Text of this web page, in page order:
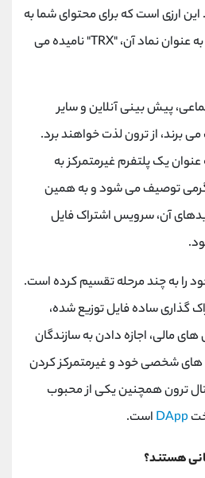
ارزی است که برای محتوای شما به
شما پول می پردازد و اغلب به عنوان نماد آن، "TRX" نامیده می
پیش بینی آنلاین و سایر
برند، از ترون لذت خواهند برد.
یک پلتفرم غیرمتمرکز به
توصیف می شود و به همین
آن، سرویس اشتراک فایل
را به چند مرحله تقسیم کرده است.
گذاری ساده فایل توزیع‌ شده،
مالی، اجازه دادن به سازندگان
های شخصی خود و غیرمتمرکز کردن
ترون همچنین یکی از محبوب
DApp است.